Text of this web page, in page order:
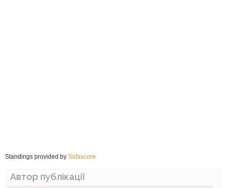
Standings provided by Sofascore
Автор публікації